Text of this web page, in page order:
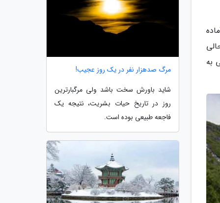
به
مرگ صدهزار نفر در یک روز عجیب!
شاید باورش سخت باشد ولی مرگبارترین
روز در تاریخ حیات بشریت، نتیجه یک
فاجعه طبیعی بوده است.